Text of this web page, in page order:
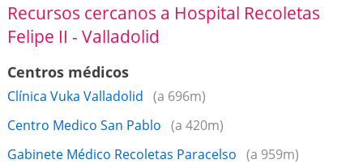
Recursos cercanos a Hospital Recoletas
Felipe II - Valladolid
Centros médicos
Clínica Vuka Valladolid (a 696m)
Centro Medico San Pablo (a 420m)
Gabinete Médico Recoletas Paracelso (a 959m)